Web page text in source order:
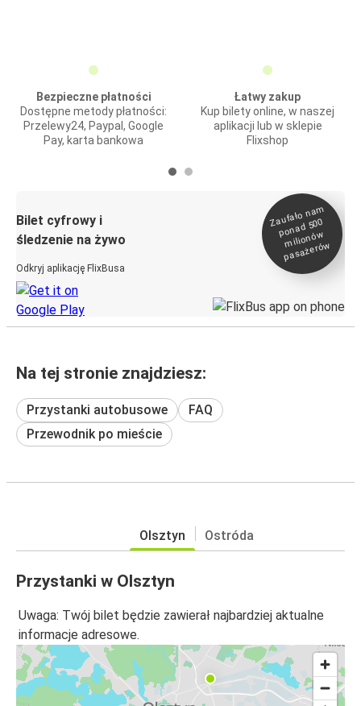
Bezpieczne płatności
Dostępne metody płatności:
Przelewy24, Paypal, Google
Pay, karta bankowa
Łatwy zakup
Kup bilety online, w naszej
aplikacji lub w sklepie
Flixshop
Bilet cyfrowy i
śledzenie na żywo
Odkryj aplikację FlixBusa
Zaufało na
m
ponad 500
milionó
w
pasażeró
w
Na tej stronie znajdziesz:
Przystanki autobusowe
FAQ
Przewodnik po mieście
Olsztyn Ostróda
Przystanki w Olsztyn
Uwaga: Twój bilet będzie zawierał najbardziej aktualne
informacje adresowe.